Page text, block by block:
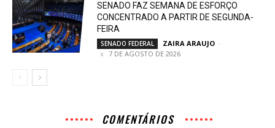
SENADO FAZ SEMANA DE ESFORÇO
CONCENTRADO A PARTIR DE SEGUNDA-
FEIRA
SENADO FEDERAL ZAIRA ARAUJO -
7 DE AGOSTO DE 2026
COMENTÁRIOS